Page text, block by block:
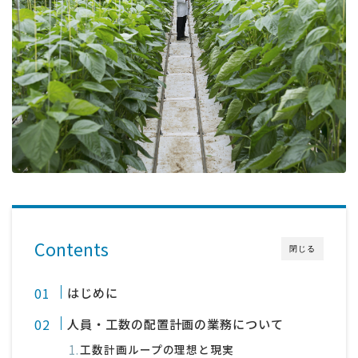
社内制度
採用
公式ページ
閉じる
Contents
はじめに
人員・工数の配置計画の業務について
工数計画ループの理想と現実